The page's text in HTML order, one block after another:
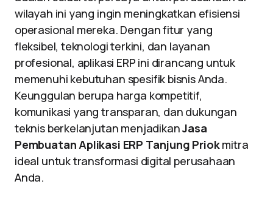
wilayah ini yang ingin meningkatkan efisiensi
operasional mereka. Dengan fitur yang
fleksibel, teknologi terkini, dan layanan
profesional, aplikasi ERP ini dirancang untuk
memenuhi kebutuhan spesifik bisnis Anda.
Keunggulan berupa harga kompetitif,
komunikasi yang transparan, dan dukungan
teknis berkelanjutan menjadikanJasa
Pembuatan Aplikasi ERP Tanjung Priokmitra
ideal untuk transformasi digital perusahaan
Anda.